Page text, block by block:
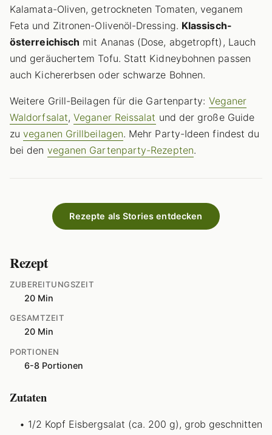
Kalamata-Oliven, getrockneten Tomaten, veganem
Feta und Zitronen-Olivenöl-Dressing. Klassisch-
österreichisch mit Ananas (Dose, abgetropft), Lauch
und geräuchertem Tofu. Statt Kidneybohnen passen
auch Kichererbsen oder schwarze Bohnen.
Weitere Grill-Beilagen für die Gartenparty: Veganer
Waldorfsalat,Veganer Reissalat und der große Guide
zuveganen Grillbeilagen. Mehr Party-Ideen findest du
bei den veganen Gartenparty-Rezepten.
Rezepte als Stories entdecken
Rezept
ZUBEREITUNGSZEIT
20 Min
GESAMTZEIT
20 Min
PORTIONEN
6-8 Portionen
Zutaten
1/2 Kopf Eisbergsalat (ca. 200 g), grob geschnitten